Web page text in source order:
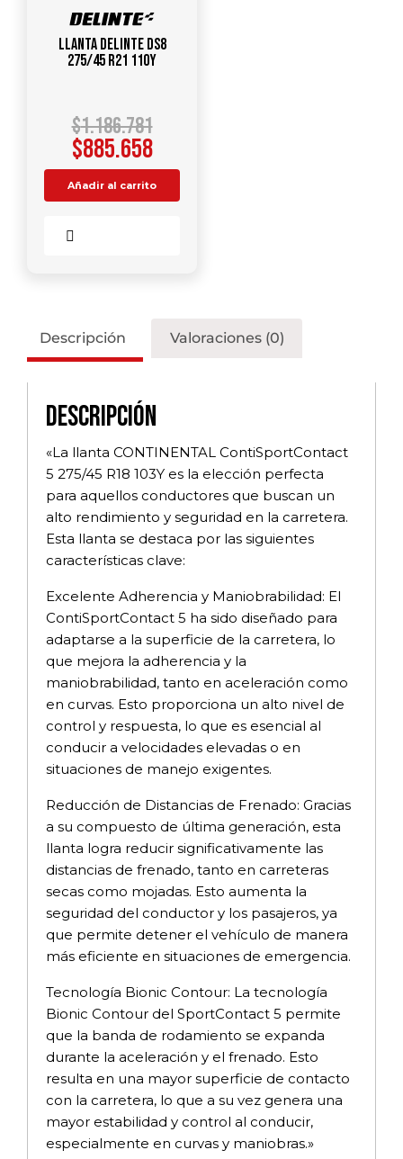
Llanta DELINTE DS8
275/45 R21 110Y
$1.186.781
$885.658
Añadir al carrito
Descripción Valoraciones (0)
Descripción
«La llanta CONTINENTAL ContiSportContact
5 275/45 R18 103Y es la elección perfecta
para aquellos conductores que buscan un
alto rendimiento y seguridad en la carretera.
Esta llanta se destaca por las siguientes
características clave:
Excelente Adherencia y Maniobrabilidad: El
ContiSportContact 5 ha sido diseñado para
adaptarse a la superficie de la carretera, lo
que mejora la adherencia y la
maniobrabilidad, tanto en aceleración como
en curvas. Esto proporciona un alto nivel de
control y respuesta, lo que es esencial al
conducir a velocidades elevadas o en
situaciones de manejo exigentes.
Reducción de Distancias de Frenado: Gracias
a su compuesto de última generación, esta
llanta logra reducir significativamente las
distancias de frenado, tanto en carreteras
secas como mojadas. Esto aumenta la
seguridad del conductor y los pasajeros, ya
que permite detener el vehículo de manera
más eficiente en situaciones de emergencia.
Tecnología Bionic Contour: La tecnología
Bionic Contour del SportContact 5 permite
que la banda de rodamiento se expanda
durante la aceleración y el frenado. Esto
resulta en una mayor superficie de contacto
con la carretera, lo que a su vez genera una
mayor estabilidad y control al conducir,
especialmente en curvas y maniobras.»